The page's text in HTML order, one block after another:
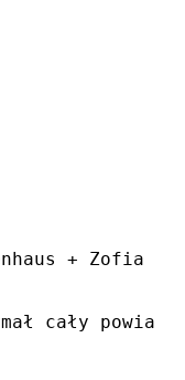
+ Zofia
cały powiat